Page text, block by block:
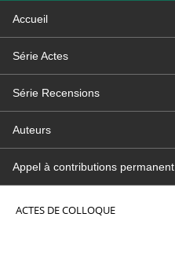
Accueil
Série Actes
Série Recensions
Auteurs
Appel à contributions permanent
ACTES DE COLLOQUE